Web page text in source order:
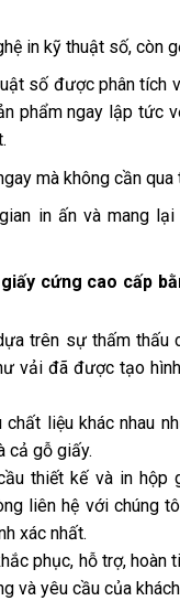
in kỹ thuật số, còn
số được phân tích
phẩm ngay lập tức
mà không cần qua
in ấn và mang lại
cứng cao cấp
trên sự thấm thấu
vải đã được tạo
chất liệu khác nhau
cả gỗ giấy.
thiết kế và in hộp
liên hệ với chúng
xác nhất.
phục, hỗ trợ, hoàn
và yêu cầu của